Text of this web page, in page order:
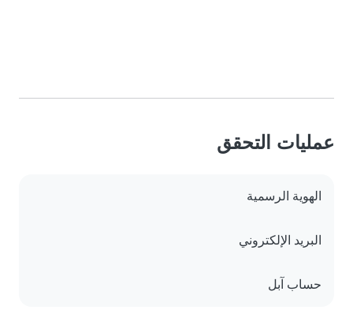
عمليات التحقق
الهوية الرسمية
البريد الإلكتروني
حساب آبل